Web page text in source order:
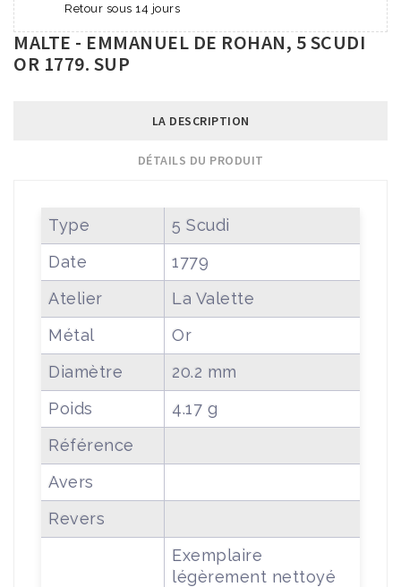
Retour sous 14 jours
MALTE - EMMANUEL DE ROHAN, 5 SCUDI
OR 1779. SUP
LA DESCRIPTION
DÉTAILS DU PRODUIT
Type
5 Scudi
Date
1779
Atelier
La Valette
Métal
Or
Diamètre
20.2 mm
Poids
4.17 g
Référence
Avers
Revers
Exemplaire
légèrement nettoyé